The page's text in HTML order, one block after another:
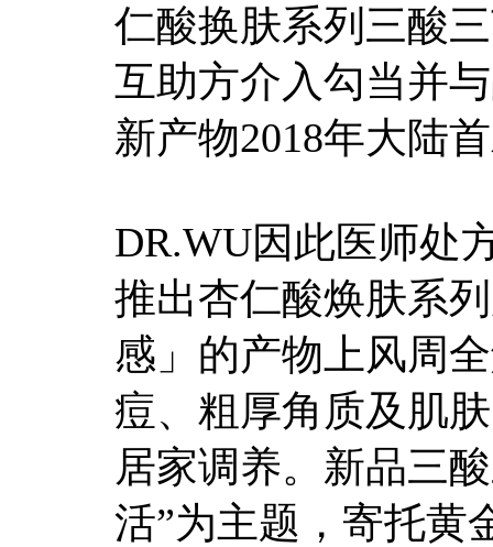
仁酸换肤系列三酸
互助方介入勾当并
新产物2018年大陆
DR.WU因此医师处
推出杏仁酸焕肤系
感」的产物上风周
痘、粗厚角质及肌
居家调养。新品三
活”为主题，寄托黄